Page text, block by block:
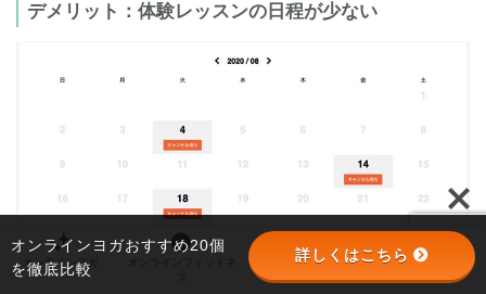
デメリット：体験レッスンの日程が少ない
オンラインヨガ オンラインパーソナル パーソナルジム
オンラインヨガおすすめ20個
を徹底比較
詳しくはこちら